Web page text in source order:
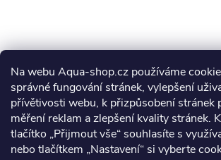
Na webu Aqua-shop.cz používáme
správné fungování stránek, vylepšení
přívětivosti webu, k přizpůsobení stránek
měření reklam a zlepšení kvality stránek.
tlačítko „Přijmout vše“ souhlasíte s
nebo tlačítkem „Nastavení“ si vyberte